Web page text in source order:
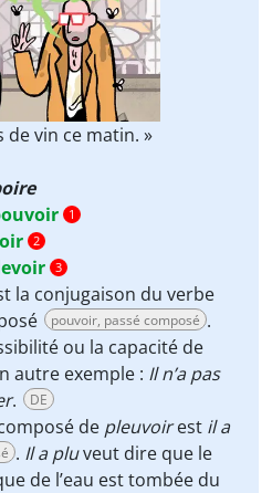
vin ce matin. »
1
2
3
la conjugaison du verbe
pouvoir, passé composé .
ou la capacité de
autre exemple : Il n’a pas
. DE
de pleuvoirest il a
. Il a pluveut dire que le
de l’eau est tombée du